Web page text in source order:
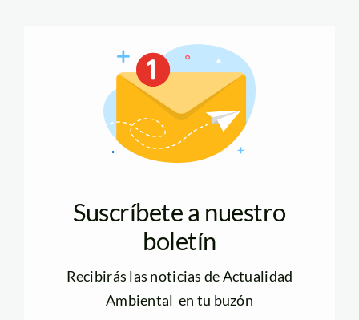
Suscríbete a nuestro
boletín
Recibirás las noticias de Actualidad
Ambiental en tu buzón